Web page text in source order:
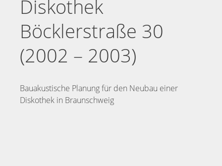
Diskothek
Böcklerstraße 30
(2002 – 2003)
Bauakustische Planung für den Neubau einer
Diskothek in Braunschweig